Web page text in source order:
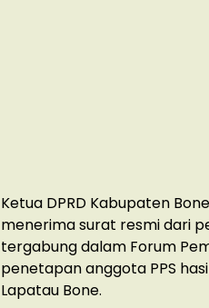
Ketua DPRD Kabupaten
menerima surat resmi dari
tergabung dalam Forum
penetapan anggota PPS
Lapatau Bone.